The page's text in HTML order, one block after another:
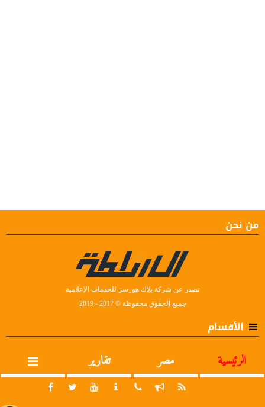
من نحن
تصدر عن شركة بلاك هورسز للخدمات الإعلامية
جميع الحقوق محفوظة © 2017 - 2019
الأقسام
الرئيسية مصر تقارير